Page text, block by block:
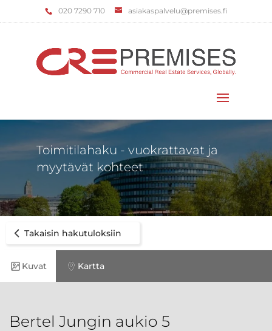
‌020 7290 710 asiakaspalvelu@premises.fi
Toimitilahaku - vuokrattavat ja
myytävät kohteet
Takaisin hakutuloksiin
Kuvat Kartta
Bertel Jungin aukio 5